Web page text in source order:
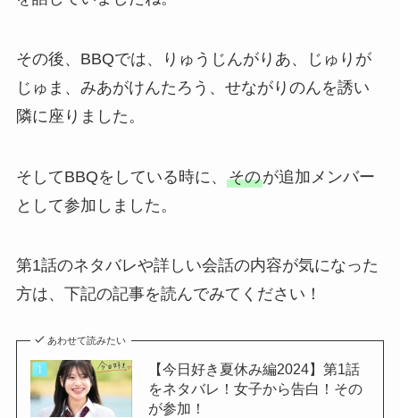
その後、BBQでは、りゅうじんがりあ、じゅりが
じゅま、みあがけんたろう、せながりのんを誘い
隣に座りました。
そしてBBQをしている時に、 そのが追加メンバー
として参加しました。
第1話のネタバレや詳しい会話の内容が気になった
方は、下記の記事を読んでみてください！
あわせて読みたい
【今日好き夏休み編2024】第1話
をネタバレ！女子から告白！その
が参加！